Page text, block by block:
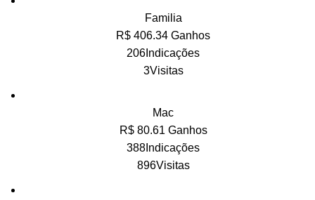
Familia
R$ 406.34 Ganhos
206Indicações
3Visitas
Mac
R$ 80.61 Ganhos
388Indicações
896Visitas